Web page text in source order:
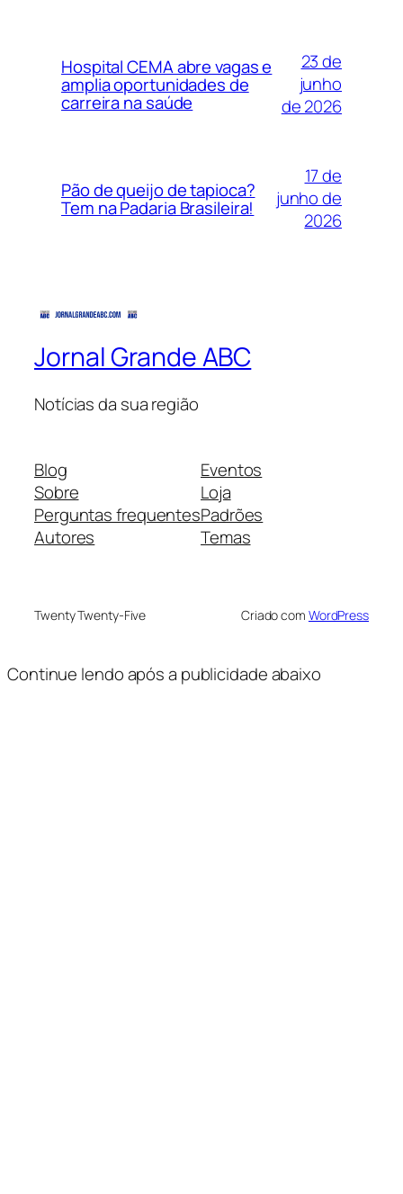
Hospital CEMA abre vagas e
amplia oportunidades de
carreira na saúde
23 de
junho
de 2026
Pão de queijo de tapioca?
Tem na Padaria Brasileira!
17 de
junho de
2026
Jornal Grande ABC
Notícias da sua região
Blog
Sobre
Perguntas frequentes
Autores
Eventos
Loja
Padrões
Temas
Twenty Twenty-Five Criado com WordPress
Continue lendo após a publicidade abaixo